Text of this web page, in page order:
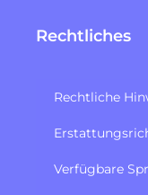
Rechtliches
Rechtliche
Verfügbare